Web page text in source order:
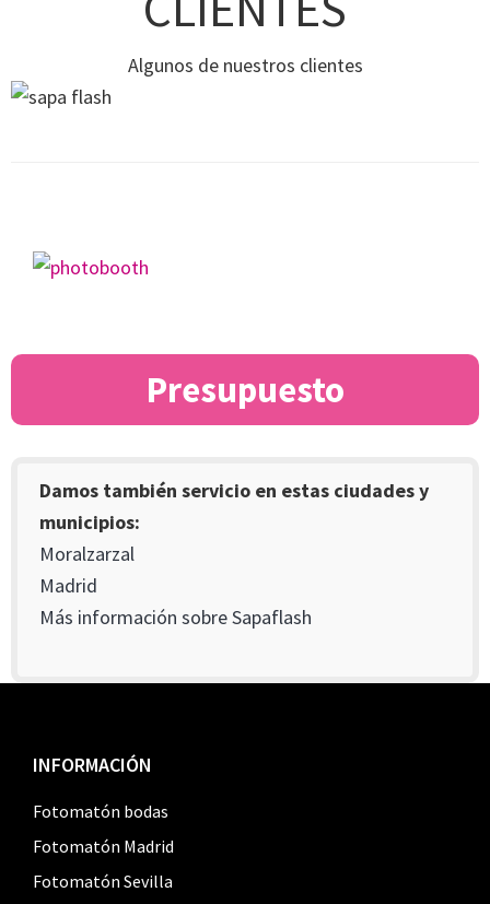
Algunos de nuestros clientes
Presupuesto
Damos también servicio en estas ciudades y
municipios:
Moralzarzal
Madrid
Más información sobre Sapaflash
Footer
INFORMACIÓN
Fotomatón bodas
Fotomatón Madrid
Fotomatón Sevilla